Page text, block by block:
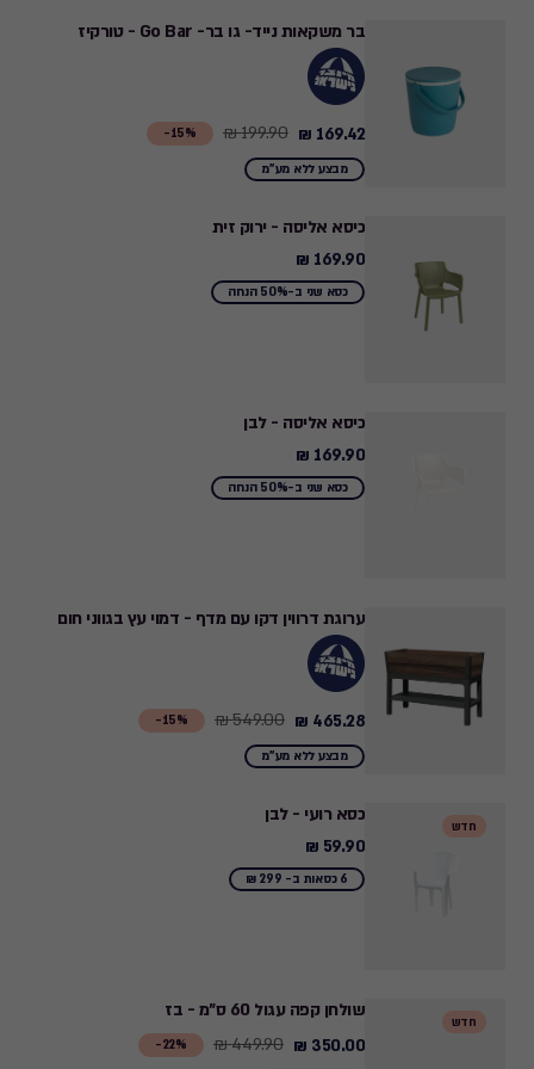
1,199.00
₪
בר משקאות נייד- גו בר- Go Bar - טורקיז
15%-
Price
from
₪
to
169.42
169.42 ₪
199.90 ₪
מבצע ללא מע"מ
כיסא אליסה - ירוק זית
169.90
₪
169.90 ₪
כסא שני ב-50% הנחה
כיסא אליסה - לבן
169.90
₪
169.90 ₪
כסא שני ב-50% הנחה
ערוגת דרווין דקו עם מדף - דמוי עץ בגווני חום
15%-
Price
from
₪
to
465.28
465.28 ₪
549.00 ₪
מבצע ללא מע"מ
חדש
כסא רועי - לבן
59.90
₪
59.90 ₪
6 כסאות ב- 299 ₪
חדש
שולחן קפה עגול 60 ס"מ - בז
22%-
Price
350.00 ₪
449.90 ₪